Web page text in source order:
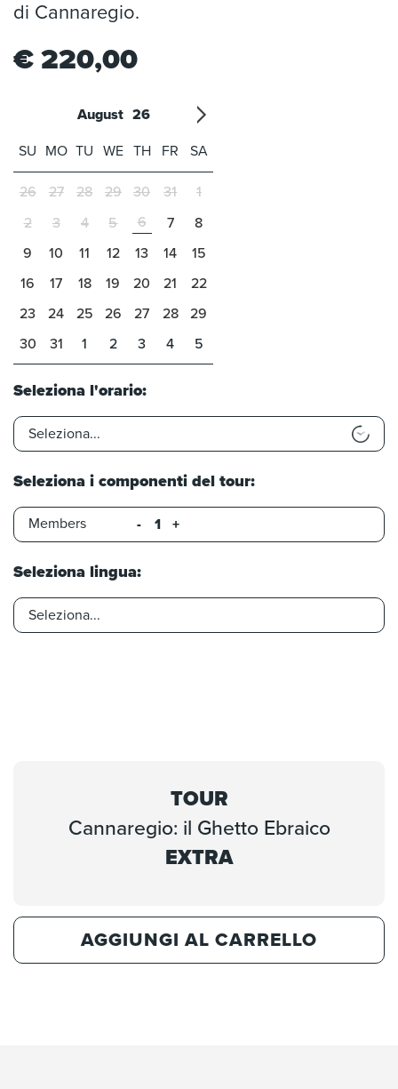
di Cannaregio.
€ 220,00
August 26
1 2 3 4 5 6 7 8 9 10 1112
'21 '22'23 '24'25'26'27'28'29'30'31
SU MO TU WE TH FR SA
26 27 28 29 30 31
1
2
3 4 5 6 7
8
9
10 11 12 13 14
15
16
17 18 19 20 21
22
23
24 25 26 27 28
29
30
31 1 2 3 4 5
Seleziona l'orario:
Seleziona i componenti del tour:
Members - +
Seleziona lingua:
TOUR
Cannaregio: il Ghetto Ebraico
EXTRA
AGGIUNGI AL CARRELLO